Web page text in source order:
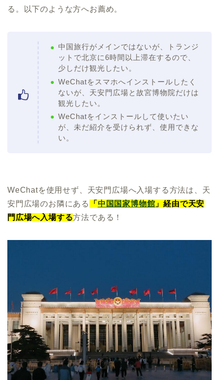
る。以下のような方へお薦め。
中国旅行がメインではないが、トランジ
ットで北京に6時間以上滞在するので、
少しだけ観光したい。
WeChatをスマホへインストールしたく
ないが、天安門広場と故宮博物院だけは
観光したい。
WeChatをインストールして使いたい
が、未だ紹介を受けられず、使用できな
い。
WeChatを使用せず、天安門広場へ入場する方法は、天
安門広場のお隣にある
「 中国国家博物館 」経由で天安
門広場へ入場する方法である！